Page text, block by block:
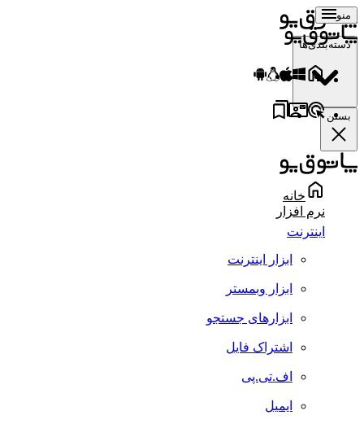
منو
دسته‌بندی‌ها
بستن
خانه
نرم افزار
اینترنت
ابزار اینترنت
ابزار وبمستر
ابزارهای جستجو
اشتراک فایل
اف.تی.پی
ایمیل